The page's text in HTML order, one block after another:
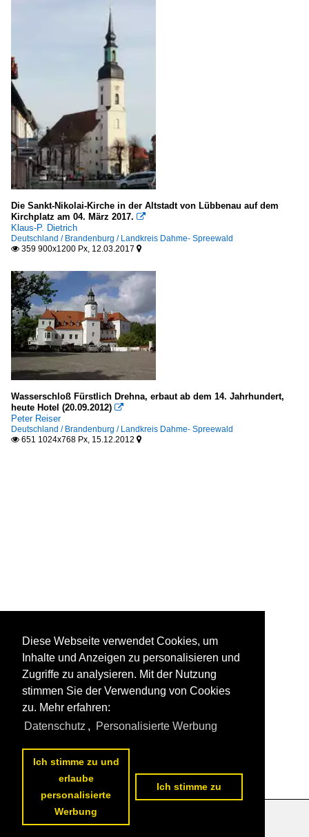
Die Sankt-Nikolai-Kirche in der Altstadt von Lübbenau auf dem
Kirchplatz am 04. März 2017. 
Klaus-P. Dietrich
Deutschland / Brandenburg / Landkreis Dahme- Spreewald
 359 900x1200 Px, 12.03.2017 
Wasserschloß Fürstlich Drehna, erbaut ab dem 14. Jahrhundert,
heute Hotel (20.09.2012) 
Peter Reiser
Deutschland / Brandenburg / Landkreis Dahme- Spreewald
 651 1024x768 Px, 15.12.2012 
Datenschutzerklärung
Diese Webseite verwendet Cookies, um
Inhalte und Anzeigen zu personalisieren und
Zugriffe zu analysieren. Mit der Nutzung
stimmen Sie der Verwendung von Cookies
zu. Mehr erfahren:
Datenschutz , Personalisierte Werbung
Ich stimme zu und
erlaube
personalisierte
Werbung
Ich stimme zu